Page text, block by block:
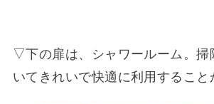
▽下の扉は、シャワールーム。掃
いてきれいで快適に利用すること